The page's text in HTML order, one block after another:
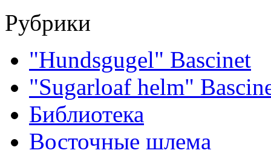
Рубрики
"Hundsgugel" Bascinet
"Sugarloaf helm"
Библиотека
Восточные шлема